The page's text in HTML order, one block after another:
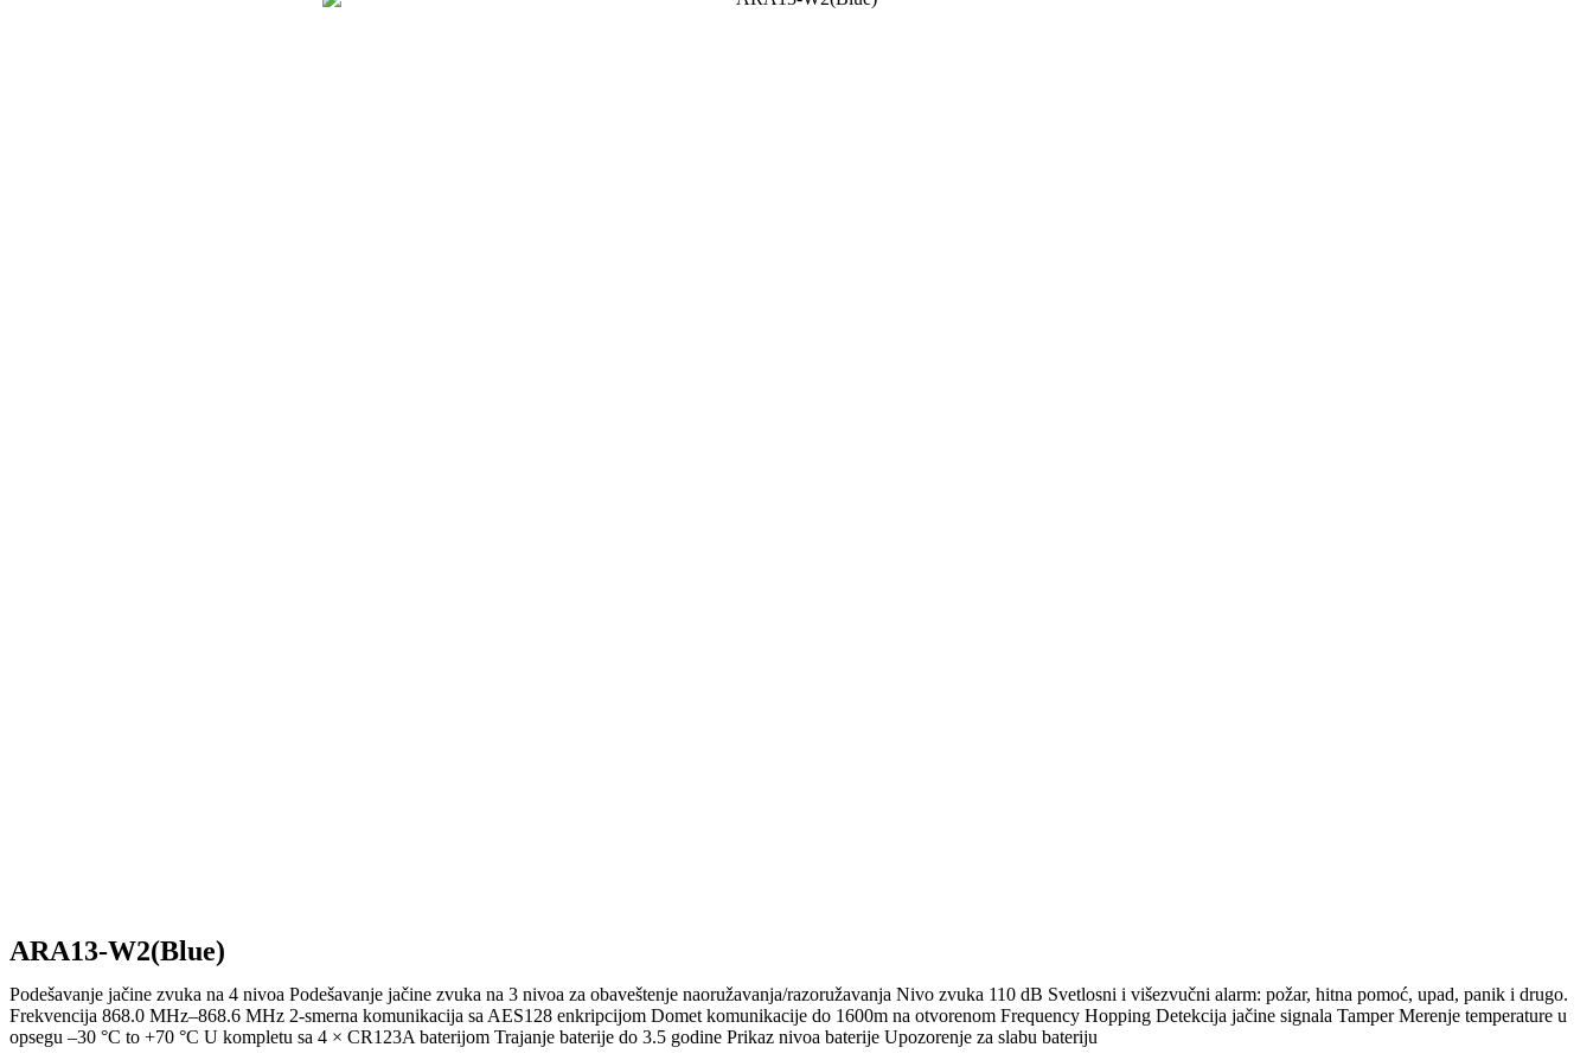
ARA13-W2(Blue)
Podešavanje jačine zvuka na 4 nivoa Podešavanje jačine zvuka na 3 nivoa za obaveštenje naoružavanja/razoružavanja Nivo zvuka 110 dB Svetlosni i višezvučni alarm: požar, hitna pomoć, upad, panik i drugo.
Frekvencija 868.0 MHz–868.6 MHz 2-smerna komunikacija sa AES128 enkripcijom Domet komunikacije do 1600m na otvorenom Frequency Hopping Detekcija jačine signala Tamper Merenje temperature u
opsegu –30 °C to +70 °C U kompletu sa 4 × CR123A baterijom Trajanje baterije do 3.5 godine Prikaz nivoa baterije Upozorenje za slabu bateriju